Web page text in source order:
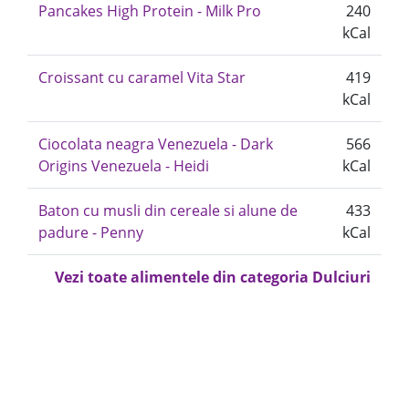
Pancakes High Protein - Milk Pro
240
kCal
Croissant cu caramel Vita Star
419
kCal
Ciocolata neagra Venezuela - Dark
Origins Venezuela - Heidi
566
kCal
Baton cu musli din cereale si alune de
padure - Penny
433
kCal
Vezi toate alimentele din categoria Dulciuri